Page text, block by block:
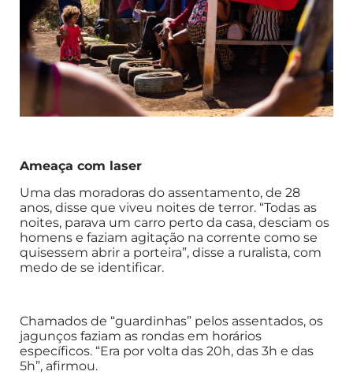
Ameaça com laser
Uma das moradoras do assentamento, de 28
anos, disse que viveu noites de terror. “Todas as
noites, parava um carro perto da casa, desciam os
homens e faziam agitação na corrente como se
quisessem abrir a porteira”, disse a ruralista, com
medo de se identificar.
Chamados de “guardinhas” pelos assentados, os
jagunços faziam as rondas em horários
específicos. “Era por volta das 20h, das 3h e das
5h”, afirmou.